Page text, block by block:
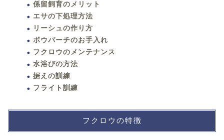
係留飼育のメリット
エサの下処理方法
リーシュの作り方
ボウパーチのお手入れ
フクロウのメンテナンス
水浴びの方法
据えの訓練
フライト訓練
フクロウの特徴